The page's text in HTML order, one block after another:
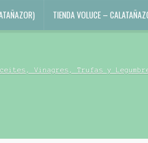
TIENDA VOLUCE –
Vinagres, Trufas y